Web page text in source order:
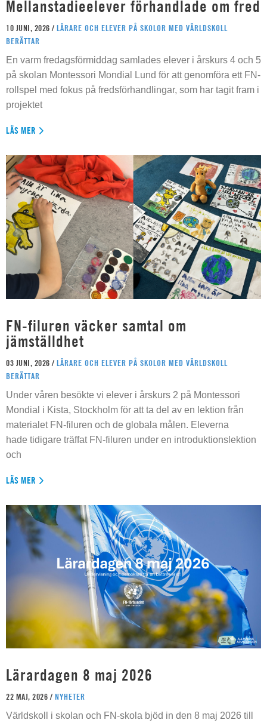
Mellanstadieelever förhandlade om fred
10 JUNI, 2026 / LÄRARE OCH ELEVER PÅ SKOLOR MED VÄRLDSKOLL
BERÄTTAR
En varm fredagsförmiddag samlades elever i årskurs 4 och 5
på skolan Montessori Mondial Lund för att genomföra ett FN-
rollspel med fokus på fredsförhandlingar, som har tagit fram i
projektet
LÄS MER
FN-filuren väcker samtal om
jämställdhet
03 JUNI, 2026 / LÄRARE OCH ELEVER PÅ SKOLOR MED VÄRLDSKOLL
BERÄTTAR
Under våren besökte vi elever i årskurs 2 på Montessori
Mondial i Kista, Stockholm för att ta del av en lektion från
materialet FN-filuren och de globala målen. Eleverna
hade tidigare träffat FN-filuren under en introduktionslektion
och
LÄS MER
Lärardagen 8 maj 2026
22 MAJ, 2026 / NYHETER
Världskoll i skolan och FN-skola bjöd in den 8 maj 2026 till